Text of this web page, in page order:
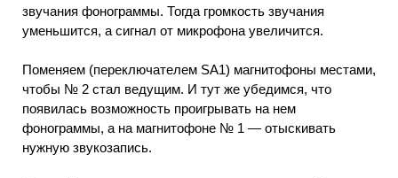
звучания фонограммы. Тогда громкость звучания
уменьшится, а сигнал от микрофона увеличится.
Поменяем (переключателем SA1) магнитофоны местами,
чтобы № 2 стал ведущим. И тут же убедимся, что
появилась возможность проигрывать на нем
фонограммы, а на магнитофоне № 1 — отыскивать
нужную звукозапись.